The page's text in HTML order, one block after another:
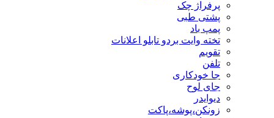
پرفراژ چک
پشتی طبی
پمپ باد
تخته وایت بردو تابلو اعلانات
تقویم
تلفن
جا خودکاری
جای لوح
دیوایدر
زونکن،پوشه،پاکت